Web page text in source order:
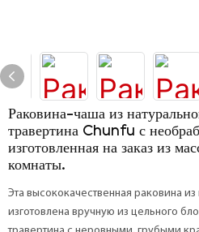
Раковина-чаша из
травертина Chunfu с
изготовленная на заказ из
комнаты.
Эта высококачественная раковина из
изготовлена ​​вручную из цельного